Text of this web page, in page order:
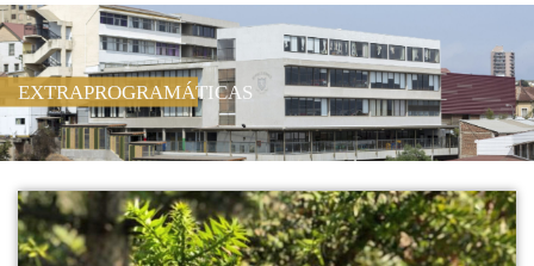
EXTRAPROGRAMÁTICAS